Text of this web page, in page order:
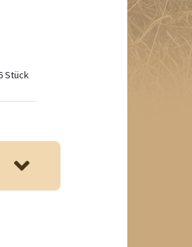
Stück